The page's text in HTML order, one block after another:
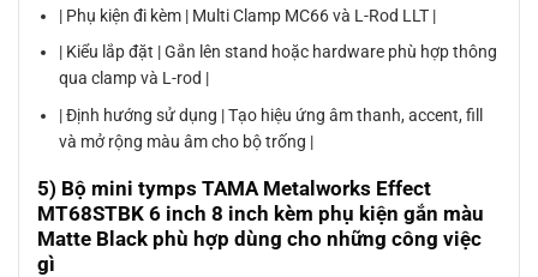
| Phụ kiện đi kèm | Multi Clamp MC66 và L-Rod LLT |
| Kiểu lắp đặt | Gắn lên stand hoặc hardware phù hợp thông
qua clamp và L-rod |
| Định hướng sử dụng | Tạo hiệu ứng âm thanh, accent, fill
và mở rộng màu âm cho bộ trống |
5) Bộ mini tymps TAMA Metalworks Effect
MT68STBK 6 inch 8 inch kèm phụ kiện gắn màu
Matte Black phù hợp dùng cho những công việc
gì